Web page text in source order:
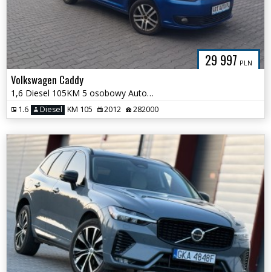
29 997 PLN
Volkswagen Caddy
1,6 Diesel 105KM 5 osobowy Automat
1.6 Diesel KM 105 2012 282000